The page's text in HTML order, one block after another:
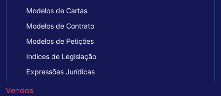
Modelos de Cartas
Modelos de Contrato
Modelos de Petições
Indices de Legislação
Expressões Jurídicas
Vendas